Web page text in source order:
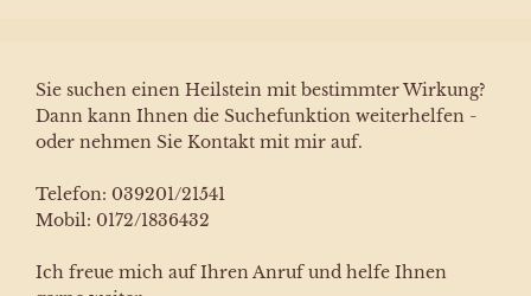
Sie suchen einen Heilstein mit bestimmter Wirkung?
Dann kann Ihnen die Suchefunktion weiterhelfen -
oder nehmen Sie Kontakt mit mir auf.
Telefon: 039201/21541
Mobil: 0172/1836432
Ich freue mich auf Ihren Anruf und helfe Ihnen